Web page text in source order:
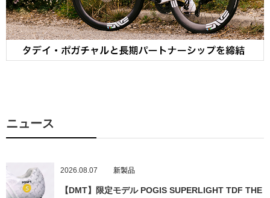
ニュース
2026.08.07 新製品
【DMT】限定モデル POGIS SUPERLIGHT TDF THE